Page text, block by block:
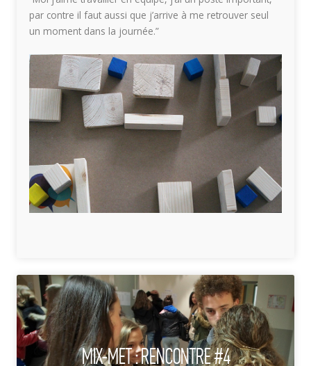
par contre il faut aussi que j’arrive à me retrouver seul
un moment dans la journée.”
MIX-MET : RENCONTRE #4